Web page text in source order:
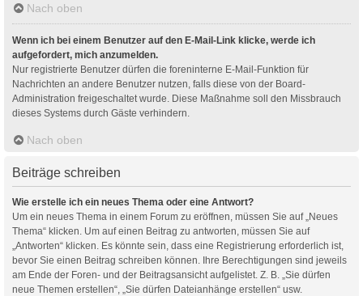
Nach oben
Wenn ich bei einem Benutzer auf den E-Mail-Link klicke, werde ich
aufgefordert, mich anzumelden.
Nur registrierte Benutzer dürfen die foreninterne E-Mail-Funktion für
Nachrichten an andere Benutzer nutzen, falls diese von der Board-
Administration freigeschaltet wurde. Diese Maßnahme soll den Missbrauch
dieses Systems durch Gäste verhindern.
Nach oben
Beiträge schreiben
Wie erstelle ich ein neues Thema oder eine Antwort?
Um ein neues Thema in einem Forum zu eröffnen, müssen Sie auf „Neues
Thema“ klicken. Um auf einen Beitrag zu antworten, müssen Sie auf
„Antworten“ klicken. Es könnte sein, dass eine Registrierung erforderlich ist,
bevor Sie einen Beitrag schreiben können. Ihre Berechtigungen sind jeweils
am Ende der Foren- und der Beitragsansicht aufgelistet. Z. B. „Sie dürfen
neue Themen erstellen“, „Sie dürfen Dateianhänge erstellen“ usw.